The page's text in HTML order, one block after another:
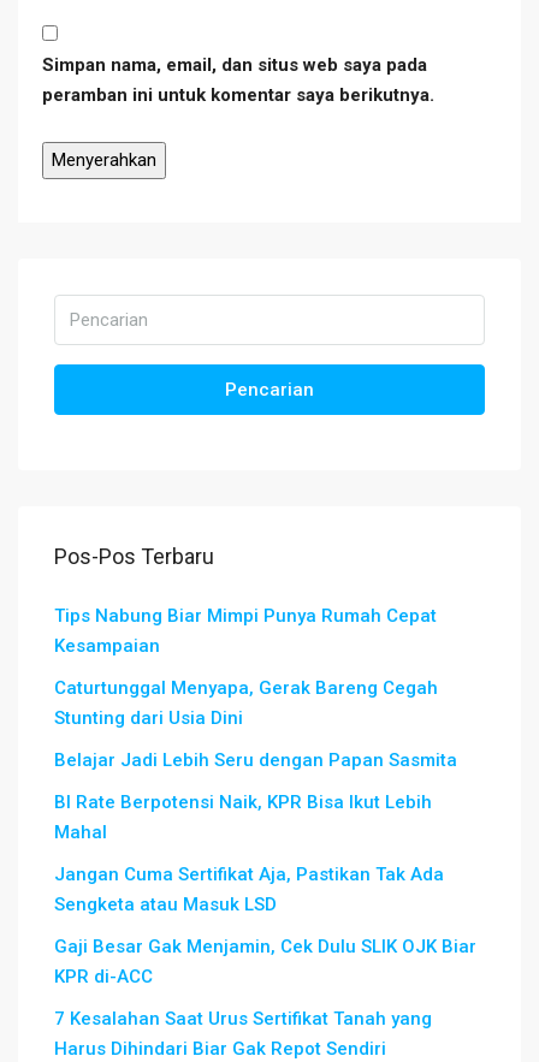
Simpan nama, email, dan situs web saya pada
peramban ini untuk komentar saya berikutnya.
Pencarian
Pos-Pos Terbaru
Tips Nabung Biar Mimpi Punya Rumah Cepat
Kesampaian
Caturtunggal Menyapa, Gerak Bareng Cegah
Stunting dari Usia Dini
Belajar Jadi Lebih Seru dengan Papan Sasmita
BI Rate Berpotensi Naik, KPR Bisa Ikut Lebih
Mahal
Jangan Cuma Sertifikat Aja, Pastikan Tak Ada
Sengketa atau Masuk LSD
Gaji Besar Gak Menjamin, Cek Dulu SLIK OJK Biar
KPR di-ACC
7 Kesalahan Saat Urus Sertifikat Tanah yang
Harus Dihindari Biar Gak Repot Sendiri